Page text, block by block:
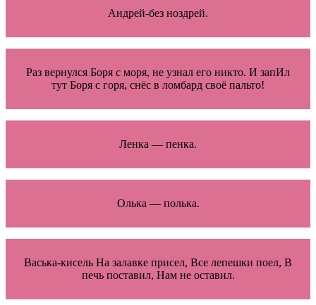
Андрей-без ноздрей.
Раз вернулся Боря с моря, не узнал его никто. И запИл
тут Боря с горя, снёс в ломбард своё пальто!
Ленка — пенка.
Олька — полька.
Васька-кисель На залавке присел, Все лепешки поел, В
печь поставил, Нам не оставил.